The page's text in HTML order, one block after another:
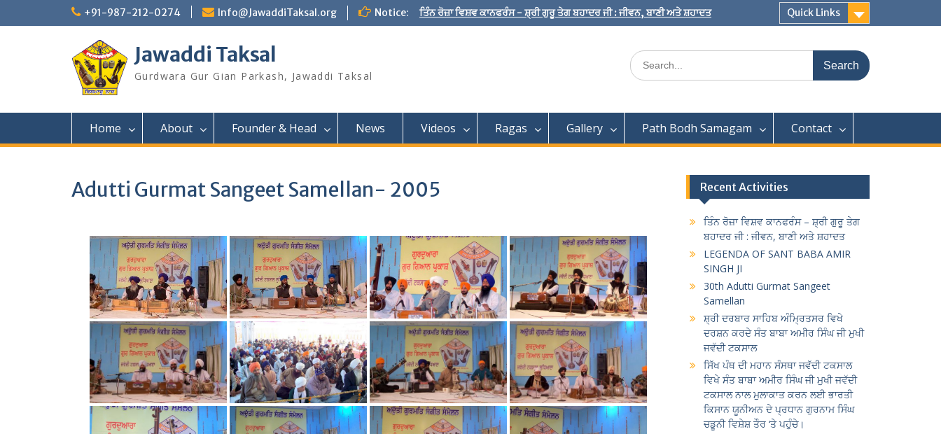
+91-987-212-0274 Info@JawaddiTaksal.org Notice: ਤਿੰਨ ਰੋਜ਼ਾ ਵਿਸ਼ਵ ਕਾਨਫਰੰਸ - ਸ਼੍ਰੀ ਗੁਰੂ ਤੇਗ ਬਹਾਦਰ ਜੀ : ਜੀਵਨ, ਬਾਣੀ ਅਤੇ ਸ਼ਹਾਦਤ Quick Links
Jawaddi Taksal
Gurdwara Gur Gian Parkash, Jawaddi Taksal
Search
for:
Home About Founder & Head News Videos Ragas Gallery Path Bodh Samagam Contact
Adutti Gurmat Sangeet Samellan- 2005 Recent Activities
ਤਿੰਨ ਰੋਜ਼ਾ ਵਿਸ਼ਵ ਕਾਨਫਰੰਸ – ਸ਼੍ਰੀ ਗੁਰੂ ਤੇਗ
ਬਹਾਦਰ ਜੀ : ਜੀਵਨ, ਬਾਣੀ ਅਤੇ ਸ਼ਹਾਦਤ
LEGENDA OF SANT BABA AMIR
SINGH JI
30th Adutti Gurmat Sangeet
Samellan
ਸ਼੍ਰੀ ਦਰਬਾਰ ਸਾਹਿਬ ਅੰਮ੍ਰਿਤਸਰ ਵਿਖੇ
ਦਰਸ਼ਨ ਕਰਦੇ ਸੰਤ ਬਾਬਾ ਅਮੀਰ ਸਿੰਘ ਜੀ ਮੁਖੀ
ਜਵੱਦੀ ਟਕਸਾਲ
ਸਿੱਖ ਪੰਥ ਦੀ ਮਹਾਨ ਸੰਸਥਾ ਜਵੱਦੀ ਟਕਸਾਲ
ਵਿਖੇ ਸੰਤ ਬਾਬਾ ਅਮੀਰ ਸਿੰਘ ਜੀ ਮੁਖੀ ਜਵੱਦੀ
ਟਕਸਾਲ ਨਾਲ ਮੁਲਾਕਾਤ ਕਰਨ ਲਈ ਭਾਰਤੀ
ਕਿਸਾਨ ਯੂਨੀਅਨ ਦੇ ਪ੍ਰਧਾਨ ਗੁਰਨਾਮ ਸਿੰਘ
ਚਡੂਨੀ ਵਿਸ਼ੇਸ਼ ਤੌਰ ‘ਤੇ ਪਹੁੰਚੇ।